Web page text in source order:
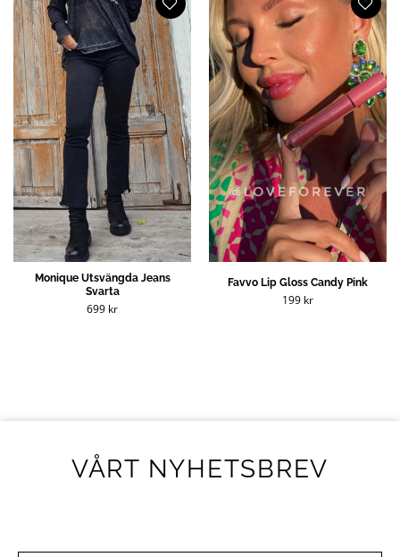
Monique Utsvängda Jeans
Svarta
699 kr
Favvo Lip Gloss Candy Pink
199 kr
VÅRT NYHETSBREV